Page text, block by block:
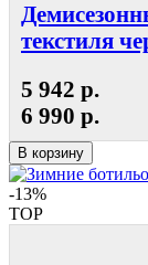
текстиля
5 942 р.
6 990 р.
В корзину
-13%
TOP